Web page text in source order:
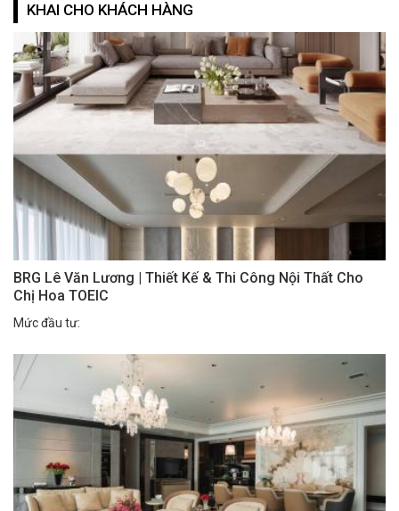
KHAI CHO KHÁCH HÀNG
BRG Lê Văn Lương | Thiết Kế & Thi Công Nội Thất Cho
Chị Hoa TOEIC
Mức đầu tư: